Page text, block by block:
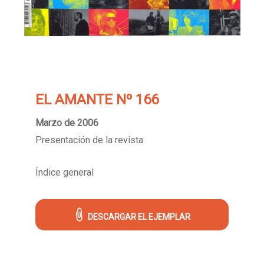
EL AMANTE Nº 166
Marzo de 2006
Presentación de la revista
Índice general
DESCARGAR EL EJEMPLAR